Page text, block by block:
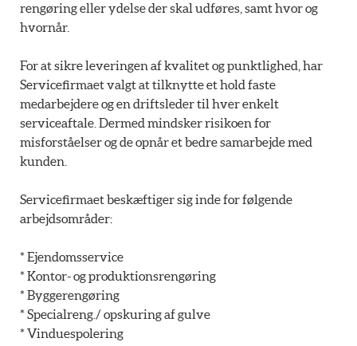
rengøring eller ydelse der skal udføres, samt hvor og
hvornår.
For at sikre leveringen af kvalitet og punktlighed, har
Servicefirmaet valgt at tilknytte et hold faste
medarbejdere og en driftsleder til hver enkelt
serviceaftale. Dermed mindsker risikoen for
misforståelser og de opnår et bedre samarbejde med
kunden.
Servicefirmaet beskæftiger sig inde for følgende
arbejdsområder:
* Ejendomsservice
* Kontor- og produktionsrengøring
* Byggerengøring
* Specialreng./ opskuring af gulve
* Vinduespolering